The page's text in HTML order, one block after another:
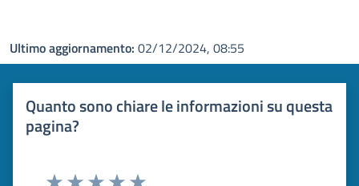
Ultimo aggiornamento: 02/12/2024, 08:55
Quanto sono chiare le informazioni su questa
pagina?